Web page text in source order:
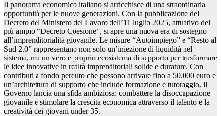
Il panorama economico italiano si arricchisce di una straordinaria
opportunità per le nuove generazioni. Con la pubblicazione del
Decreto del Ministero del Lavoro dell’11 luglio 2025, attuativo del
più ampio “Decreto Coesione”, si apre una nuova era di sostegno
all’imprenditorialità giovanile. Le misure “Autoimpiego” e “Resto al
Sud 2.0” rappresentano non solo un’iniezione di liquidità nel
sistema, ma un vero e proprio ecosistema di supporto per trasformare
le idee innovative in realtà imprenditoriali solide e durature. Con
contributi a fondo perduto che possono arrivare fino a 50.000 euro e
un’architettura di supporto che include formazione e tutoraggio, il
Governo lancia una sfida ambiziosa: combattere la disoccupazione
giovanile e stimolare la crescita economica attraverso il talento e la
creatività dei giovani under 35.